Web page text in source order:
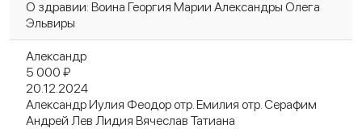
О здравии: Воина Георгия Марии Александры Олега
Эльвиры
Александр
5 000 ₽
20.12.2024
Александр Иулия Феодор отр. Емилия отр. Серафим
Андрей Лев Лидия Вячеслав Татиана